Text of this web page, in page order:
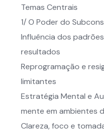
Temas Centrais
1/ O Poder do
Influência dos
resultados
Reprogramação e
limitantes
Estratégia Mental e
mente em ambientes
Clareza, foco e